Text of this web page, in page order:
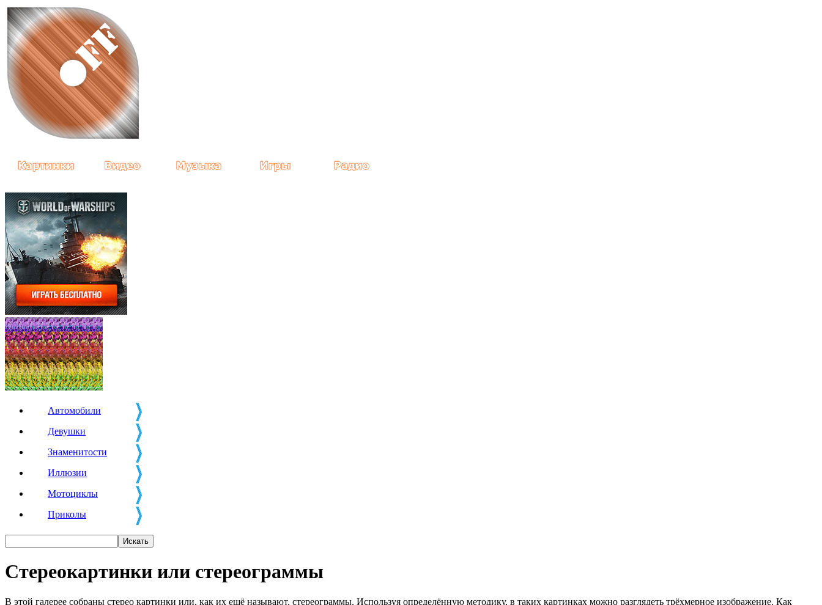
Автомобили
Девушки
Знаменитости
Иллюзии
Мотоциклы
Приколы
Стереокартинки или стереограммы
В этой галерее собраны стерео картинки или, как их ещё называют, стереограммы. Используя определённую методику, в таких картинках можно разглядеть трёхмерное изображение. Как